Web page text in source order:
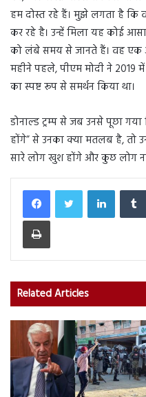
हम दोस्त रहे हैं। मुझे लगता है कि
कर रहे है। उन्हें मिला यह कोई
को लंबे समय से जानते हैं। वह
महीने पहले, पीएम मोदी ने 2019 में
का स्पष्ट रूप से समर्थन किया था।
डोनाल्ड ट्रम्प से जब उनसे पूछा
होंगे” से उनका क्या मतलब है, तो
सारे लोग खुश होंगे और कुछ लोग
LinkedIn
Print
Related Articles